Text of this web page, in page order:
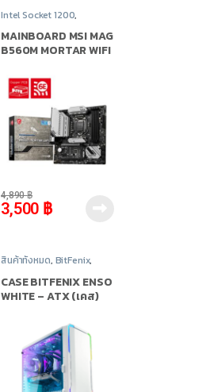
Intel Socket 1200,
สินค้าทั้งหมด,อุปกรณ์
คอมพิวเตอร์
MAINBOARD MSI MAG
B560M MORTAR WIFI
(เมนบอร์ด)
3,500 ฿
4,890฿
สินค้าทั้งหมด, BitFenix,
เปล่า,อุปกรณ์คอมพิวเตอร์
CASE BITFENIX ENSO
WHITE – ATX (เคส)